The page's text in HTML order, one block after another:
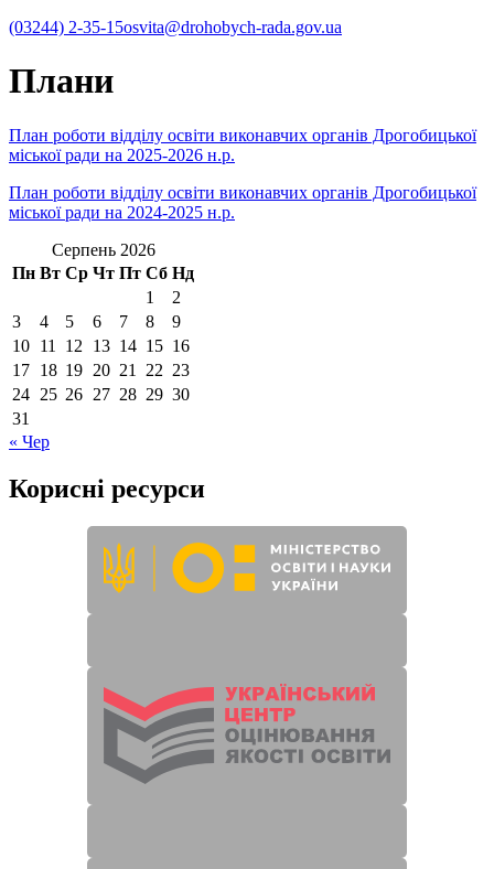
(03244) 2-35-15osvita@drohobych-rada.gov.ua
Плани
План роботи відділу освіти виконавчих органів Дрогобицької
міської ради на 2025-2026 н.р.
План роботи відділу освіти виконавчих органів Дрогобицької
міської ради на 2024-2025 н.р.
Серпень 2026
Пн Вт Ср Чт Пт Сб Нд
1
2
3
4 5 6 7 8
9
10 11 12 13 14 15 16
17 18 19 20 21 22 23
24 25 26 27 28 29 30
31
« Чер
Корисні ресурси